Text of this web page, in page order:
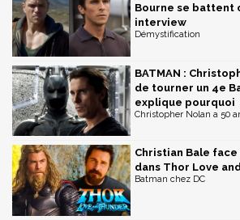
Bourne se battent
interview
Démystification
BATMAN :
de tourner un 4e
explique pourquoi
Christopher Nolan a 50
Christian Bale
dans Thor Love
Batman chez DC